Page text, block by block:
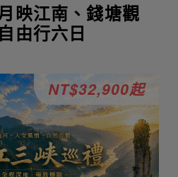
映江南、錢塘觀
由行六日
NT$32,900起